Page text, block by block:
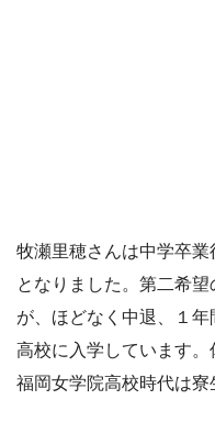
牧瀬里穂さんは中学卒
となりました。第二希
が、ほどなく中退、１
高校に入学しています。
福岡女学院高校時代は寮